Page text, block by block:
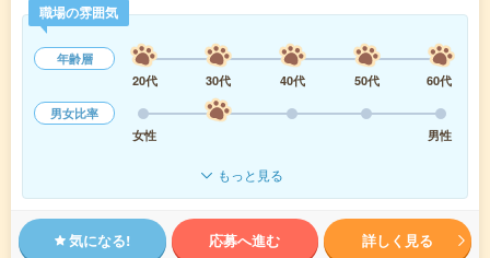
職場の雰囲気
年齢層
20代
30代 40代 50代
60代
男女比率
女性
男性
もっと見る
気になる! 応募へ進む 詳しく見る